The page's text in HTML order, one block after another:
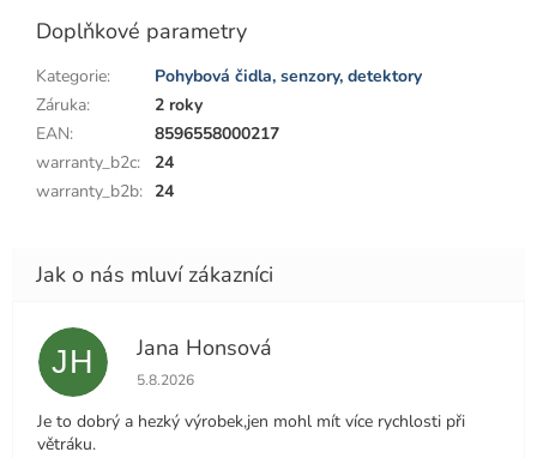
Doplňkové parametry
Kategorie:
Pohybová čidla, senzory, detektory
Záruka:
2 roky
EAN:
8596558000217
warranty_b2c:
24
warranty_b2b: 24
JH Jana Honsová
Hodnocení obchodu je 5 z 5 hvězdiček.
5.8.2026
Je to dobrý a hezký výrobek,jen mohl mít více rychlosti při
větráku.